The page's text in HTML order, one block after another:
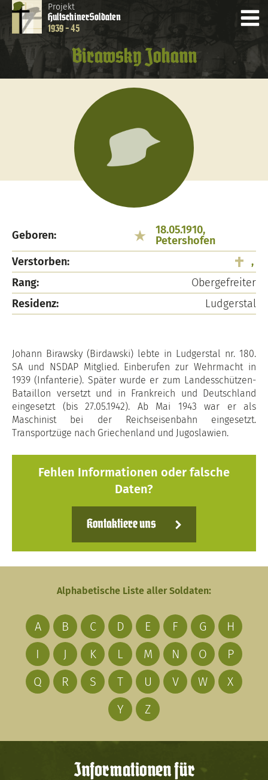
Projekt
HultschinerSoldaten
1939 - 45
Birawsky Johann
Geboren:
18.05.1910,
Petershofen
Verstorben:
,
Rang:
Obergefreiter
Residenz:
Ludgerstal
Johann Birawsky (Birdawski) lebte in Ludgerstal nr. 180.
SA und NSDAP Mitglied. Einberufen zur Wehrmacht in
1939 (Infanterie). Später wurde er zum Landesschützen-
Bataillon versetzt und in Frankreich und Deutschland
eingesetzt (bis 27.05.1942). Ab Mai 1943 war er als
Maschinist bei der Reichseisenbahn eingesetzt.
Transportzüge nach Griechenland und Jugoslawien.
Fehlen Informationen oder falsche
Daten?
Kontaktiere uns
Alphabetische Liste aller Soldaten:
A B C D E F G
H
I
J K L M N O
P
Q
R S T U V W
X
Y
Z
Informationen für